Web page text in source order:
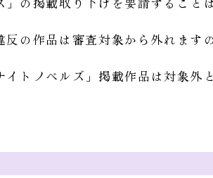
の掲載取り下げを要請すること
の作品は審査対象から外れます
トノベルズ」掲載作品は対象外